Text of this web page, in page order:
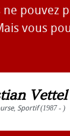
ne pouvez
vous
Vettel
, Sportif(1987 - )